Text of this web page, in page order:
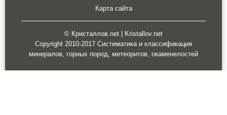
Карта сайта
© Кристаллов.net | Kristallov.net
Copyright 2010-2017 Систематика и классификация
минералов, горных пород, метеоритов, окаменелостей